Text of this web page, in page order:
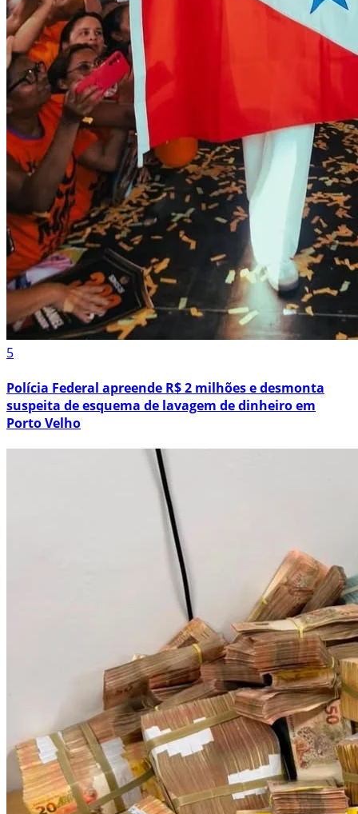
5
Polícia Federal apreende R$ 2 milhões e desmonta
suspeita de esquema de lavagem de dinheiro em
Porto Velho